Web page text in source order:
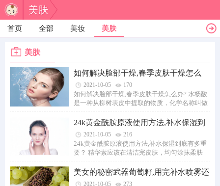
美肤
首页 全部 美妆 美肤
美肤
如何解决脸部干燥,春季皮肤干燥怎么
办?2021-10-05 170
如何解决脸部干燥,春季皮肤干燥怎么办? 水杨酸
是一种从柳树表皮中提取的物质，化学名称叫做
24k黄金酰胺原液使用方法,补水保湿到
底有多重要
2021-10-05 216
24k黄金酰胺原液使用方法,补水保湿到底有多重
要？ 精华素应该在清洁完皮肤，均匀涂抹柔肤
美女的秘密武器葡萄籽,用完补水喷雾还
要不要涂
2021-10-05 273